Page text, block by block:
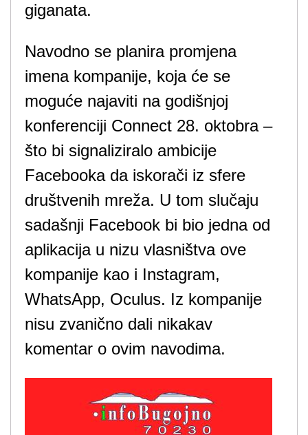
giganata.
Navodno se planira promjena
imena kompanije, koja će se
moguće najaviti na godišnjoj
konferenciji Connect 28. oktobra –
što bi signaliziralo ambicije
Facebooka da iskorači iz sfere
društvenih mreža. U tom slučaju
sadašnji Facebook bi bio jedna od
aplikacija u nizu vlasništva ove
kompanije kao i Instagram,
WhatsApp, Oculus. Iz kompanije
nisu zvanično dali nikakav
komentar o ovim navodima.